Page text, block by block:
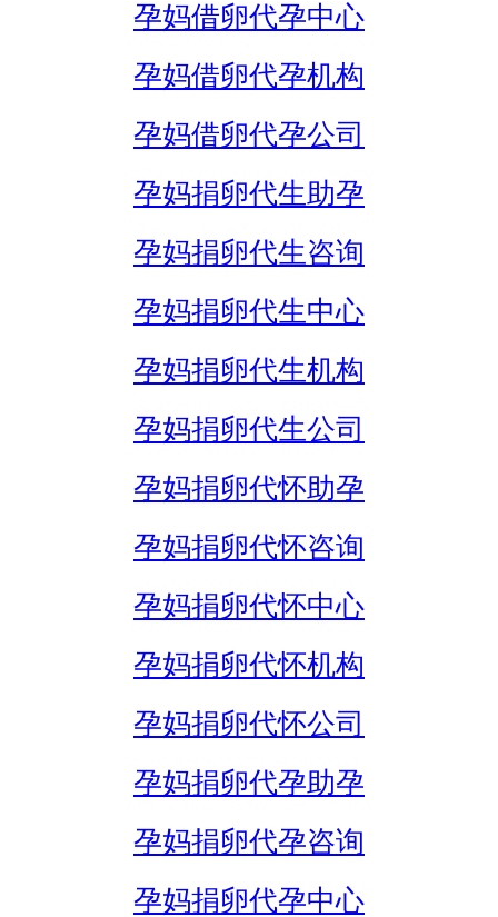
孕妈借卵代孕中心
孕妈借卵代孕机构
孕妈借卵代孕公司
孕妈捐卵代生助孕
孕妈捐卵代生咨询
孕妈捐卵代生中心
孕妈捐卵代生机构
孕妈捐卵代生公司
孕妈捐卵代怀助孕
孕妈捐卵代怀咨询
孕妈捐卵代怀中心
孕妈捐卵代怀机构
孕妈捐卵代怀公司
孕妈捐卵代孕助孕
孕妈捐卵代孕咨询
孕妈捐卵代孕中心